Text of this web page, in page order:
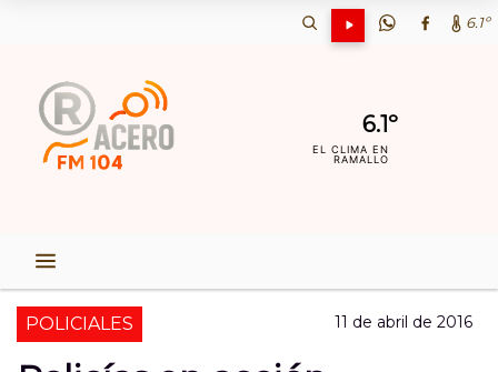
6.1º
6.1º
EL CLIMA EN
RAMALLO
POLICIALES 11 de abril de 2016